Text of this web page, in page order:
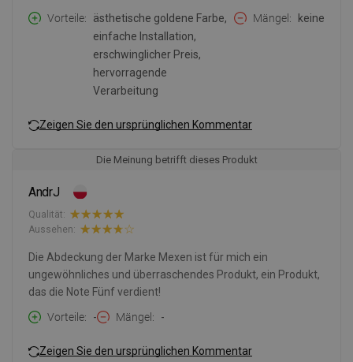
Vorteile
ästhetische goldene Farbe,
einfache Installation,
erschwinglicher Preis,
hervorragende
Verarbeitung
Mängel keine
Zeigen Sie den ursprünglichen Kommentar
Die Meinung betrifft dieses Produkt
AndrJ
Qualität:
Aussehen:
Die Abdeckung der Marke Mexen ist für mich ein
ungewöhnliches und überraschendes Produkt, ein Produkt,
das die Note Fünf verdient!
Vorteile
- Mängel -
Zeigen Sie den ursprünglichen Kommentar